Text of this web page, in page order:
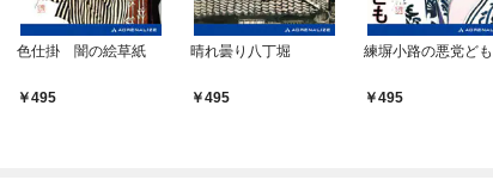
色仕掛 闇の絵草紙
495
晴れ曇り八丁堀
495
練塀小路の悪党ども
495